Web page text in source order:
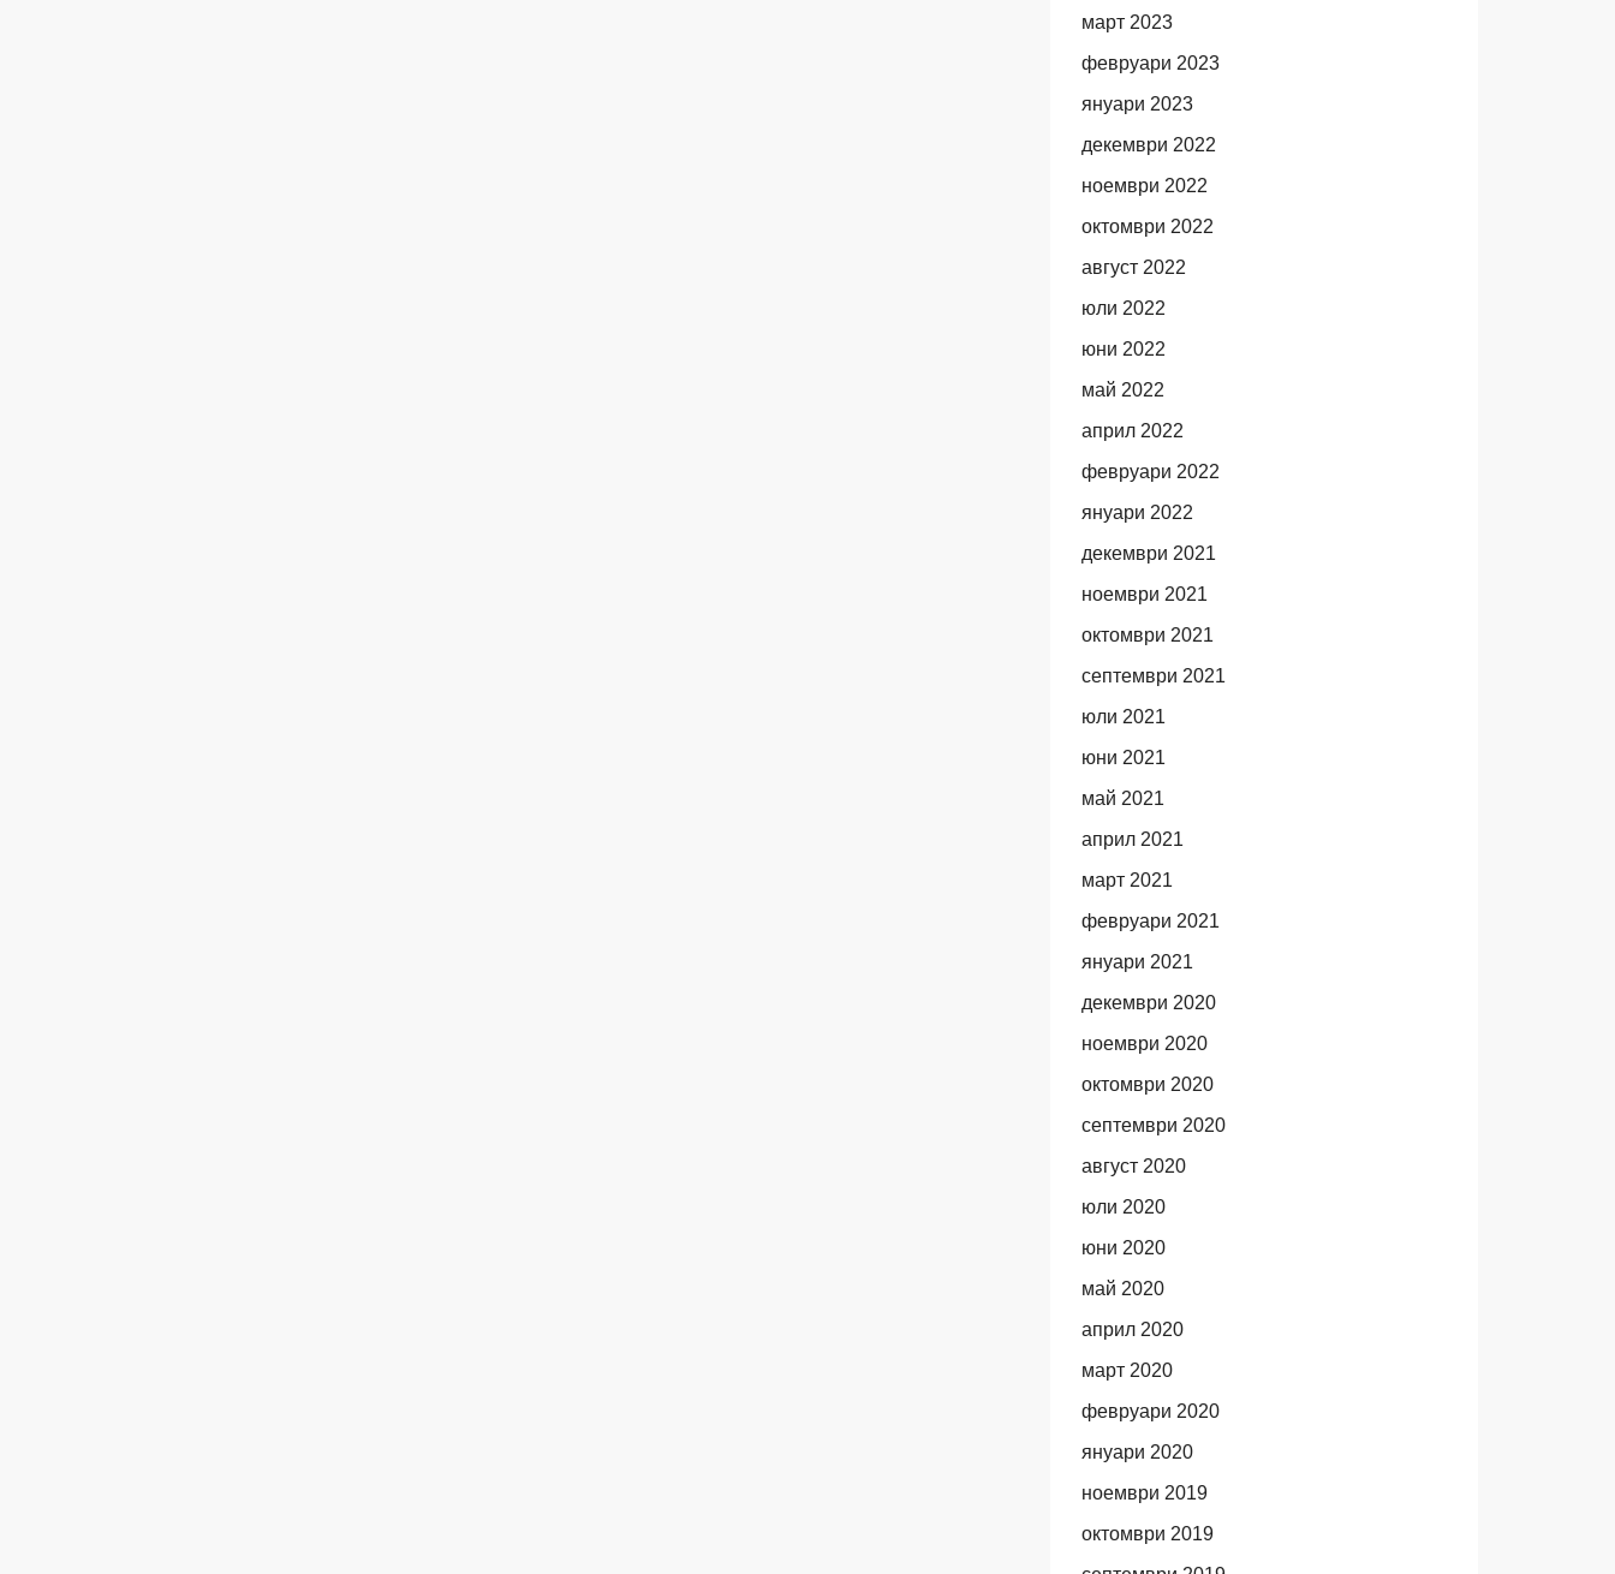
март 2023
февруари 2023
януари 2023
декември 2022
ноември 2022
октомври 2022
август 2022
юли 2022
юни 2022
май 2022
април 2022
февруари 2022
януари 2022
декември 2021
ноември 2021
октомври 2021
септември 2021
юли 2021
юни 2021
май 2021
април 2021
март 2021
февруари 2021
януари 2021
декември 2020
ноември 2020
октомври 2020
септември 2020
август 2020
юли 2020
юни 2020
май 2020
април 2020
март 2020
февруари 2020
януари 2020
ноември 2019
октомври 2019